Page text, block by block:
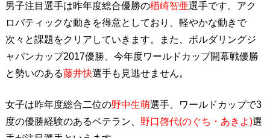
男子注目選手は昨年度総合優勝の楢崎智亜選手です。アク
ロバティックな動きを得意としており、軽やかな動きで
次々と課題をクリアしていきます。また、ボルダリングジ
ャパンカップ2017優勝、今年度ワールドカップ開幕戦優勝
と勢いのある藤井快選手も見逃せません。
女子は昨年度総合二位の野中生萌選手、ワールドカップで3
度の優勝経験のあるベテラン、 野口啓代(のぐち・あきよ)選